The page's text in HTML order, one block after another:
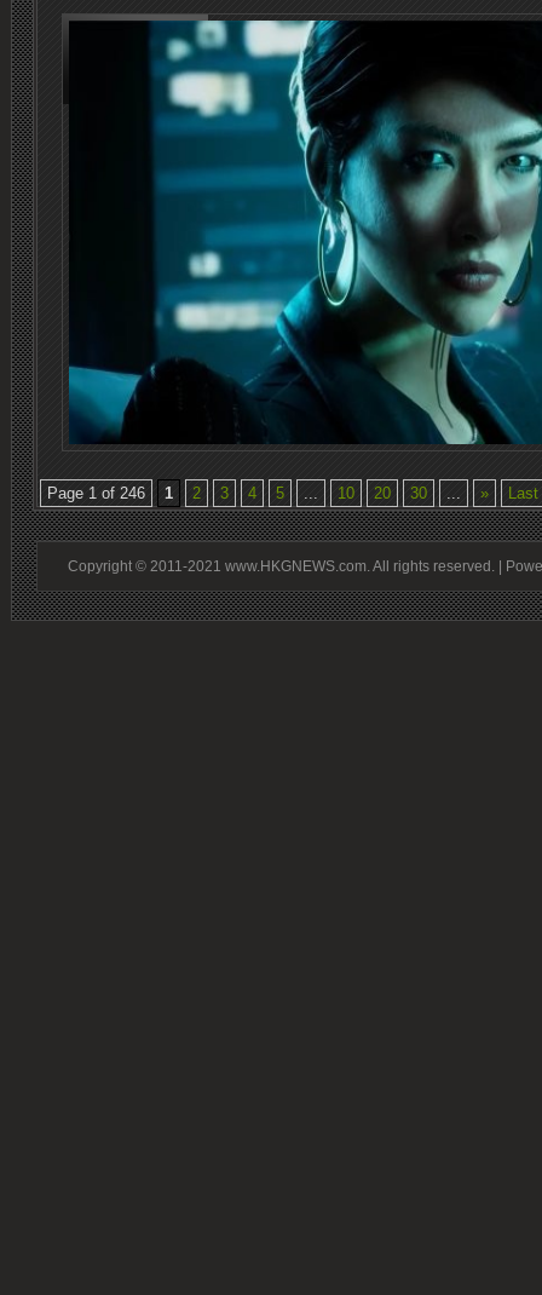
Page 1 of 246 1 2 3 4 5 ... 10 20 30 ... » Last
Copyright © 2011-2021 www.HKGNEWS.com. All rights reserved. |